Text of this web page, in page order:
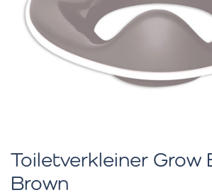
Toiletverkleiner Grow
Brown